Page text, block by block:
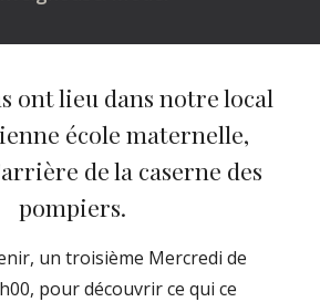
ont lieu dans notre local
école maternelle,
de la caserne des
pompiers.
un troisième Mercredi de
pour découvrir ce qui ce